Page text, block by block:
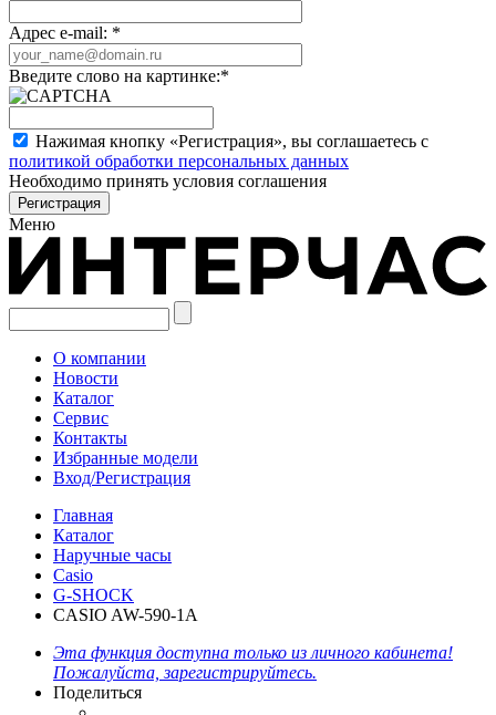
Адрес e-mail: *
Введите слово на картинке:*
Нажимая кнопку «Регистрация», вы соглашаетесь с
политикой обработки персональных данных
Необходимо принять условия соглашения
Меню
О компании
Новости
Каталог
Сервис
Контакты
Избранные модели
Вход/Регистрация
Главная
Каталог
Наручные часы
Casio
G-SHOCK
CASIO AW-590-1A
Эта функция доступна только из личного кабинета!
Пожалуйста, зарегистрируйтесь.
Поделиться